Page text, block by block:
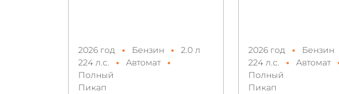
2026 год Бензин
2.0 л
224 л.с.
Автомат
Полный
Пикап
2026 год Бензин
224 л.с.
Автомат
Полный
Пикап